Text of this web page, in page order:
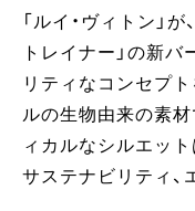
「ルイ・ヴィトン」
トレイナー」の新
リティなコンセプ
ルの生物由来の素
ィカルなシルエッ
サステナビリティ、